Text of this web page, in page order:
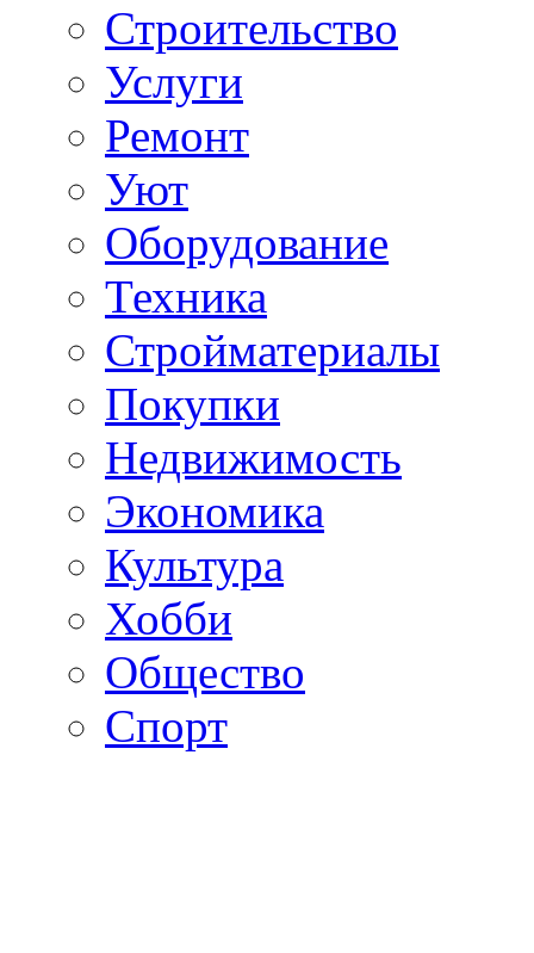
Строительство
Услуги
Ремонт
Уют
Оборудование
Техника
Стройматериалы
Покупки
Недвижимость
Экономика
Культура
Хобби
Общество
Спорт